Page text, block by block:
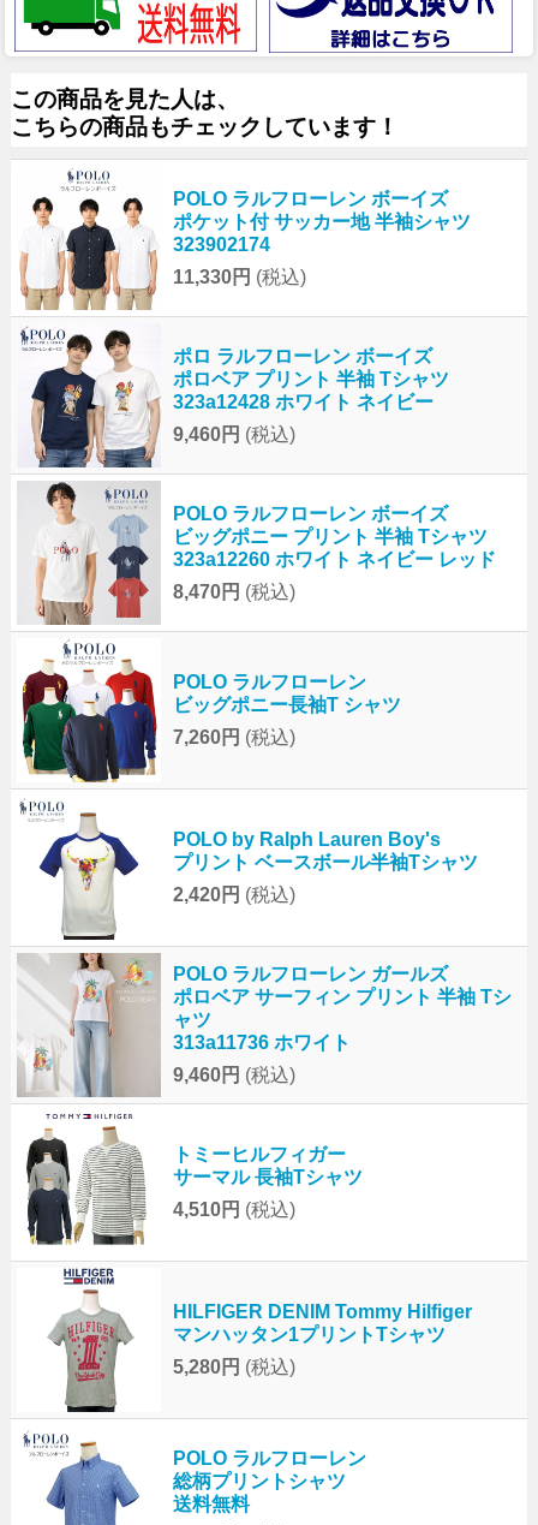
この商品を見た人は、
こちらの商品もチェックしています！
POLO ラルフローレン ボーイズ
ポケット付 サッカー地 半袖シャツ
323902174
11,330円 (税込)
ポロ ラルフローレン ボーイズ
ポロベア プリント 半袖 Tシャツ
323a12428 ホワイト ネイビー
9,460円 (税込)
POLO ラルフローレン ボーイズ
ビッグポニー プリント 半袖 Tシャツ
323a12260 ホワイト ネイビー レッド
8,470円 (税込)
POLO ラルフローレン
ビッグポニー長袖T シャツ
7,260円 (税込)
POLO by Ralph Lauren Boy's
プリント ベースボール半袖Tシャツ
2,420円 (税込)
POLO ラルフローレン ガールズ
ポロベア サーフィン プリント 半袖 Tシ
ャツ
313a11736 ホワイト
9,460円 (税込)
トミーヒルフィガー
サーマル 長袖Tシャツ
4,510円 (税込)
HILFIGER DENIM Tommy Hilfiger
マンハッタン1プリントTシャツ
5,280円 (税込)
POLO ラルフローレン
総柄プリントシャツ
送料無料